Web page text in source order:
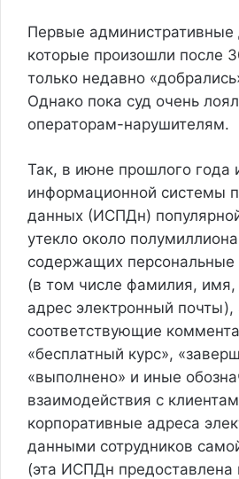
Первые административные
которые произошли после
только недавно
Однако пока суд очень
операторам-нарушителям.
Так, в июне прошлого года
информационной системы
данных (ИСПДн)
утекло около
содержащих персональные
(в том числе фамилия,
адрес электронный почты),
соответствующие
«бесплатный курс»,
«выполнено» и иные
взаимодействия с
корпоративные адреса
данными сотрудников
(эта ИСПДн предоставлена